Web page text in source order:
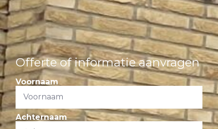
Offerte of informatie aanvragen
Voornaam
Achternaam